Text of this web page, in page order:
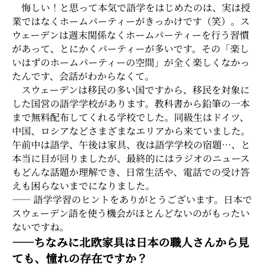
悔しい！と思って本気で語学をはじめたのは、実は授
業ではなくホームパーティーがきっかけです（笑）。ス
ウェーデンは週末関係なくホームパーティーを行う習慣
があって、とにかくパーティーが多いです。その「楽し
いはずのホームパーティーの空間」が全く楽しくなかっ
たんです、会話がわからなくて。
スウェーデンは移民の多い国ですから、移民を対象に
した国営の語学学校があります。教科書から鉛筆の一本
まで無料配布してくれる学校でした。同級生はドイツ、
中国、ロシアなどさまざまなエリアから来ていました。
午前中は語学、午後は家具、夜は語学学校の宿題…、と
本当に目が回りましたが、最終的にはラジオのニュース
もどんな話題か理解でき、日常生活や、電話での受け答
えも困らないまでになりました。
―― 語学学習のヒントをありがとうございます。日本で
スウェーデン語を使う機会がほとんどないのがもったい
ないですね。
――ちなみに北欧家具は日本の職人さんから見
ても、憧れの存在ですか？